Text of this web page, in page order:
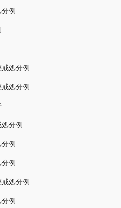
例
戒処分例
戒処分例
処分例
例
例
戒処分例
例